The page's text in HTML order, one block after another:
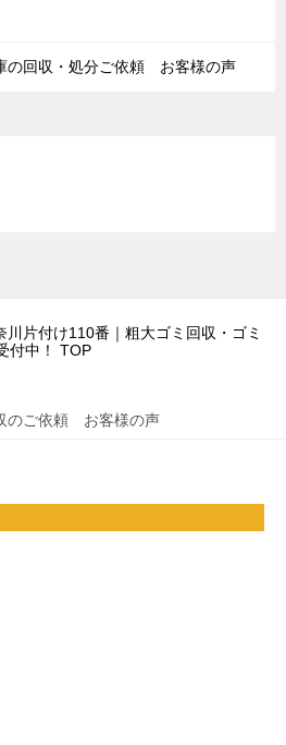
の回収・処分ご依頼 お客様の声
川片付け110番｜粗大ゴミ回収・ゴミ
付中！
TOP
のご依頼 お客様の声